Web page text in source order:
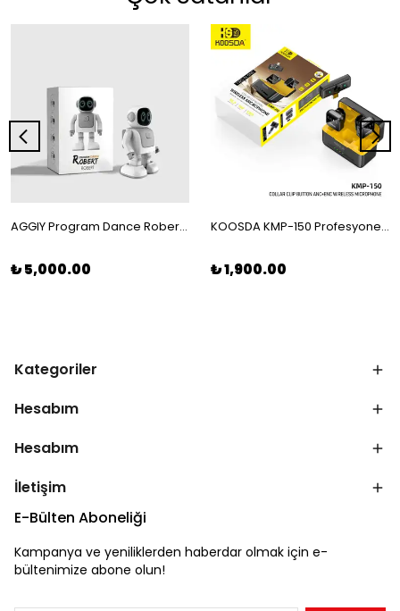
AGGIY Program Dance Robert – Dans Eden ve Programlanabilen Akıllı Robot
₺ 5,000.00
KOOSDA KMP-150 Profesyonel Kablosuz Yaka Mikrofonu – Kristal Netliğinde Ses Kaydı
₺ 1,900.00
Kategoriler
Hesabım
Hesabım
İletişim
E-Bülten Aboneliği
Kampanya ve yeniliklerden haberdar olmak için e-
bültenimize abone olun!